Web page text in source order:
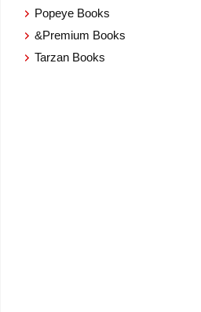
Popeye Books
&Premium Books
Tarzan Books